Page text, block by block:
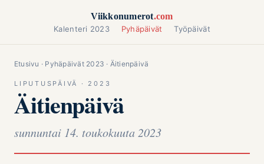
Viikkonumerot.com
Kalenteri 2023 Pyhäpäivät Työpäivät
Etusivu · Pyhäpäivät 2023 · Äitienpäivä
LIPUTUSPÄIVÄ · 2023
Äitienpäivä
sunnuntai 14. toukokuuta 2023